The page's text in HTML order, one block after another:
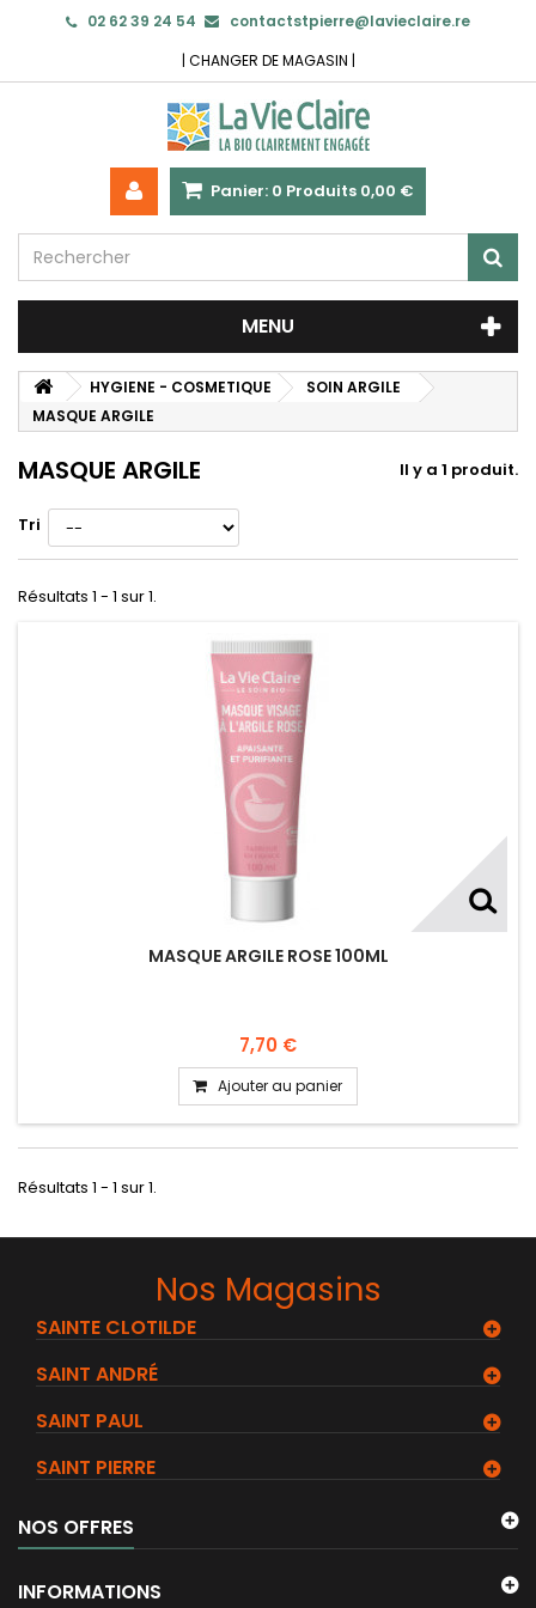
02 62 39 24 54
contactstpierre@lavieclaire.re
| CHANGER DE MAGASIN |
Panier: 0 Produits 0,00 €
MENU
HYGIENE - COSMETIQUE
SOIN ARGILE
MASQUE ARGILE
MASQUE ARGILE Il y a 1 produit.
Tri
Résultats 1 - 1 sur 1.
MASQUE ARGILE ROSE 100ML
7,70 €
Ajouter au panier
Résultats 1 - 1 sur 1.
Nos Magasins
SAINTE CLOTILDE
SAINT ANDRÉ
SAINT PAUL
SAINT PIERRE
NOS OFFRES
INFORMATIONS